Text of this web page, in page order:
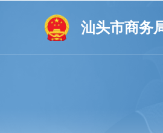
汕头市商务